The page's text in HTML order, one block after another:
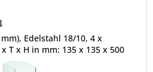
Edelstahl 18/10, 4 x
T x H in mm: 135 x 135 x 500